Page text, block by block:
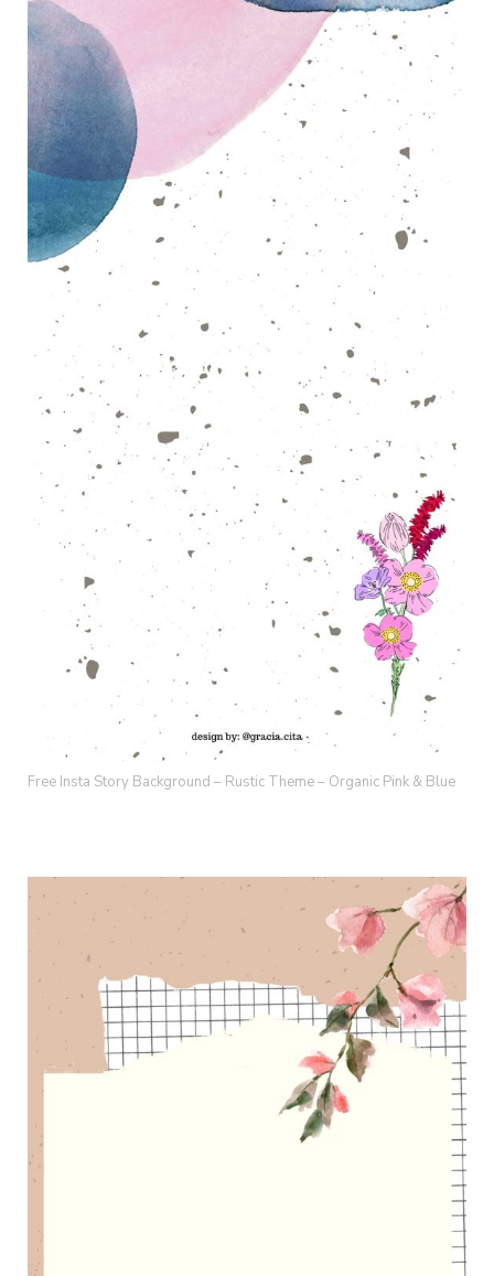
Free Insta Story Background – Rustic Theme – Organic Pink & Blue